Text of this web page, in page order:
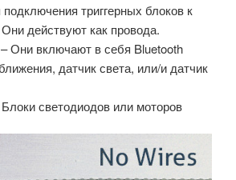
триггерных блоков к
действуют как провода.
– Они включают в себя Bluetooth
датчик света, или/и датчик
светодиодов или моторов